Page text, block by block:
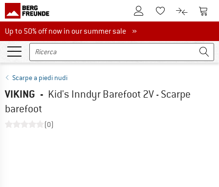
Al conto clienteAlla lista
Al Al
Up to 50% off now in our summer sale
Up to 50% off now in our summer sale »
Scarpe a piedi nudi
VIKING - Kid's Inndyr Barefoot 2V - Scarpe
barefoot
(0)